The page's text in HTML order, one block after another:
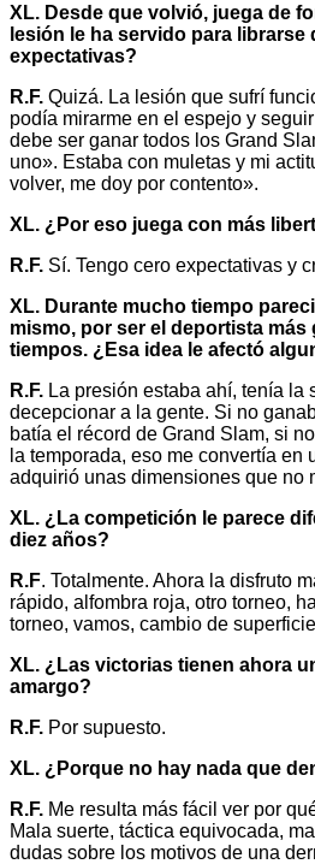
XL. Desde que volvió, juega de
lesión le ha servido para librarse
expectativas?
R.F. Quizá. La lesión que sufrí
podía mirarme en el espejo y
debe ser ganar todos los Grand
uno». Estaba con muletas y mi
volver, me doy por contento».
XL. ¿Por eso juega con más
R.F. Sí. Tengo cero expectativas y
XL. Durante mucho tiempo
mismo, por ser el deportista
tiempos. ¿Esa idea le afectó
R.F. La presión estaba ahí, tenía la
decepcionar a la gente. Si no
batía el récord de Grand Slam, si
la temporada, eso me convertía en
adquirió unas dimensiones que no
XL. ¿La competición le parece
diez años?
R.F. Totalmente. Ahora la disfruto
rápido, alfombra roja, otro torneo,
torneo, vamos, cambio de
XL. ¿Las victorias tienen ahora
amargo?
R.F. Por supuesto.
XL. ¿Porque no hay nada que
R.F. Me resulta más fácil ver por
Mala suerte, táctica equivocada,
dudas sobre los motivos de una